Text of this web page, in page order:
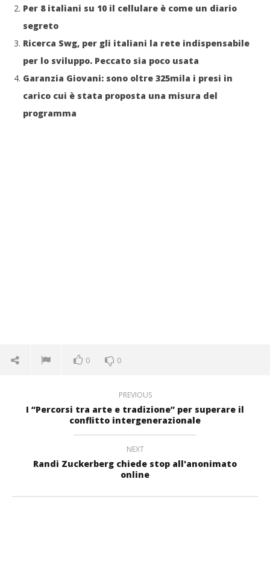
Per 8 italiani su 10 il cellulare è come un diario
segreto
Ricerca Swg, per gli italiani la rete indispensabile
per lo sviluppo. Peccato sia poco usata
Garanzia Giovani: sono oltre 325mila i presi in
carico cui è stata proposta una misura del
programma
0 0
PREVIOUS
I “Percorsi tra arte e tradizione” per superare il
conflitto intergenerazionale
NEXT
Randi Zuckerberg chiede stop all'anonimato
online